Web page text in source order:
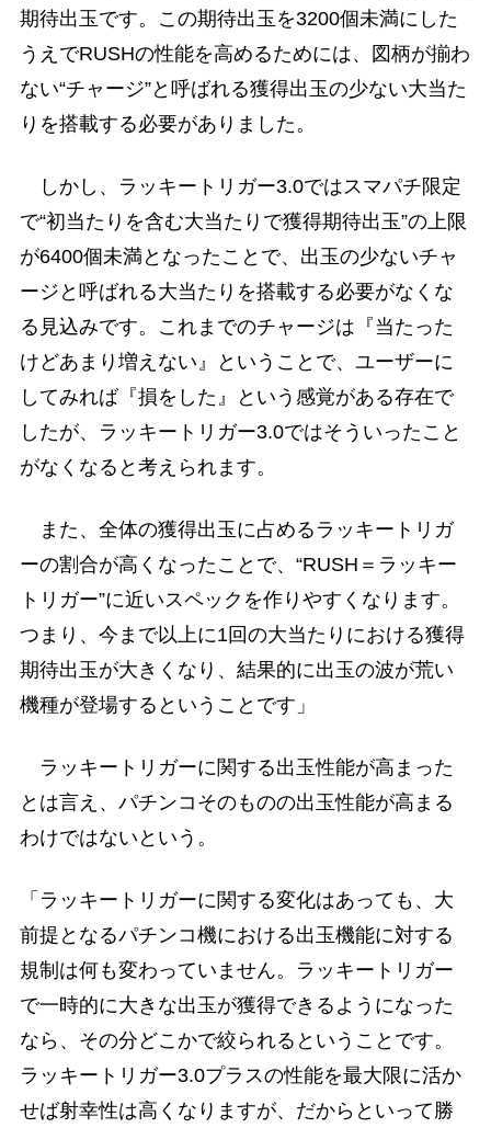
期待出玉です。この期待出玉を3200個未満にした
うえでRUSHの性能を高めるためには、図柄が揃わ
ない“チャージ”と呼ばれる獲得出玉の少ない大当た
りを搭載する必要がありました。
しかし、ラッキートリガー3.0ではスマパチ限定
で“初当たりを含む大当たりで獲得期待出玉”の上限
が6400個未満となったことで、出玉の少ないチャ
ージと呼ばれる大当たりを搭載する必要がなくな
る見込みです。これまでのチャージは『当たった
けどあまり増えない』ということで、ユーザーに
してみれば『損をした』という感覚がある存在で
したが、ラッキートリガー3.0ではそういったこと
がなくなると考えられます。
また、全体の獲得出玉に占めるラッキートリガ
ーの割合が高くなったことで、“RUSH＝ラッキー
トリガー”に近いスペックを作りやすくなります。
つまり、今まで以上に1回の大当たりにおける獲得
期待出玉が大きくなり、結果的に出玉の波が荒い
機種が登場するということです」
ラッキートリガーに関する出玉性能が高まった
とは言え、パチンコそのものの出玉性能が高まる
わけではないという。
「ラッキートリガーに関する変化はあっても、大
前提となるパチンコ機における出玉機能に対する
規制は何も変わっていません。ラッキートリガー
で一時的に大きな出玉が獲得できるようになった
なら、その分どこかで絞られるということです。
ラッキートリガー3.0プラスの性能を最大限に活か
せば射幸性は高くなりますが、だからといって勝